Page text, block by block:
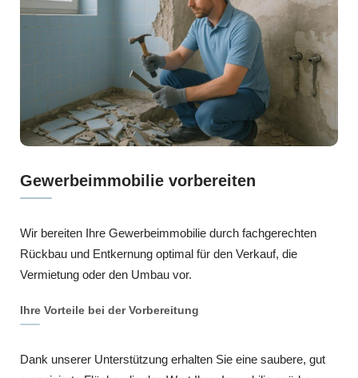
Gewerbeimmobilie vorbereiten
Wir bereiten Ihre Gewerbeimmobilie durch fachgerechten
Rückbau und Entkernung optimal für den Verkauf, die
Vermietung oder den Umbau vor.
Ihre Vorteile bei der Vorbereitung
Dank unserer Unterstützung erhalten Sie eine saubere, gut